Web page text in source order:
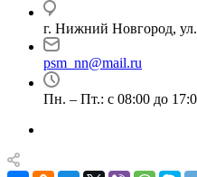
г. Нижний Новгород,
psm_nn@mail.ru
Пн. – Пт.: с 08:00 до